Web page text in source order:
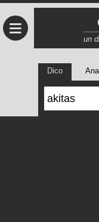
≡ un
Dico